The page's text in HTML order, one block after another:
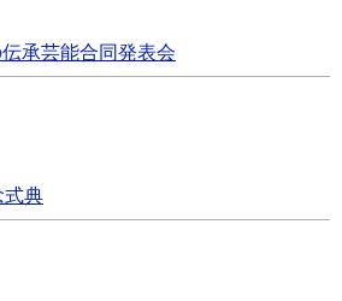
承芸能合同発表会
式典